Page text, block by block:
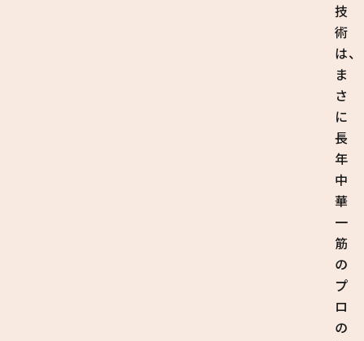
技
術
は、
ま
さ
に
長
年
中
華
一
筋
の
プ
ロ
の